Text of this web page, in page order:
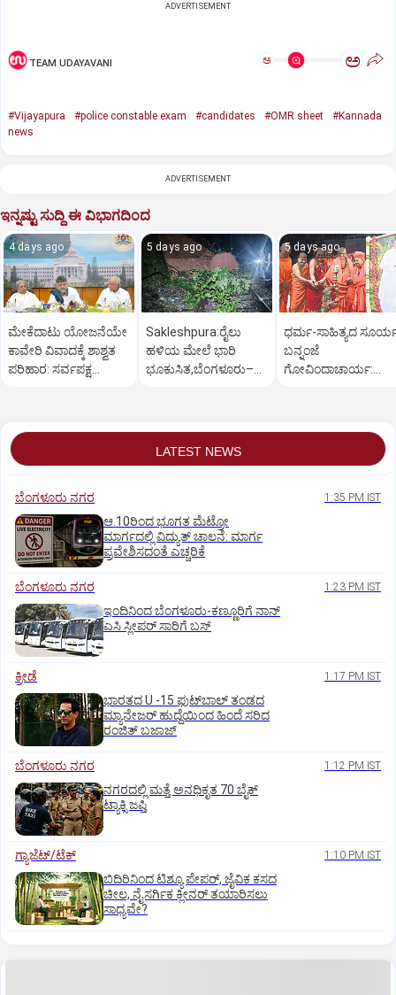
ADVERTISEMENT
TEAM UDAYAVANI ಅ ಅ
#Vijayapura #police constable exam #candidates #OMR sheet
#Kannada
news
ADVERTISEMENT
ಇನ್ನಷ್ಟು ಸುದ್ದಿ ಈ ವಿಭಾಗದಿಂದ
4 days ago
ಮೇಕೆದಾಟು ಯೋಜನೆಯೇ
ಕಾವೇರಿ ವಿವಾದಕ್ಕೆ ಶಾಶ್ವತ
ಪರಿಹಾರ: ಸರ್ವಪಕ್ಷ
5 days ago
Sakleshpura:ರೈಲು
ಹಳಿಯ ಮೇಲೆ ಭಾರಿ
ಭೂಕುಸಿತ,ಬೆಂಗಳೂರು–
5 days ago
ಧರ್ಮ-ಸಾಹಿತ್ಯದ
ಬನ್ನಂಜೆ
ಗೋವಿಂದಾಚಾರ್ಯ:
LATEST NEWS
ಬೆಂಗಳೂರು ನಗರ 1:35 PM IST
ಆ.10ರಿಂದ ಭೂಗತ ಮೆಟ್ರೋ
ಮಾರ್ಗದಲ್ಲಿ ವಿದ್ಯುತ್‌ ಚಾಲನೆ: ಮಾರ್ಗ
ಪ್ರವೇಶಿಸದಂತೆ ಎಚ್ಚರಿಕೆ
ಬೆಂಗಳೂರು ನಗರ 1:23 PM IST
ಇಂದಿನಿಂದ ಬೆಂಗಳೂರು-ಕಣ್ಣೂರಿಗೆ ನಾನ್‌
ಎಸಿ ಸ್ಲೀಪರ್‌ ಸಾರಿಗೆ ಬಸ್‌
ಕ್ರೀಡೆ 1:17 PM IST
ಭಾರತದ U -15 ಫುಟ್‌ಬಾಲ್ ತಂಡದ
ಮ್ಯಾನೇಜರ್‌ ಹುದ್ದೆಯಿಂದ ಹಿಂದೆ ಸರಿದ
ರಂಜಿತ್‌ ಬಜಾಜ್‌
ಬೆಂಗಳೂರು ನಗರ 1:12 PM IST
ನಗರದಲ್ಲಿ ಮತ್ತೆ ಅನಧಿಕೃತ 70 ಬೈಕ್‌
ಟ್ಯಾಕ್ಸಿ ಜಪ್ತಿ
ಗ್ಯಾಜೆಟ್/ಟೆಕ್ 1:10 PM IST
ಬಿದಿರಿನಿಂದ ಟಿಶ್ಯೂ ಪೇಪರ್‌, ಜೈವಿಕ ಕಸದ
ಚೀಲ, ನೈಸರ್ಗಿಕ ಕ್ಲೀನರ್‌ ತಯಾರಿಸಲು
ಸಾಧ್ಯವೇ?